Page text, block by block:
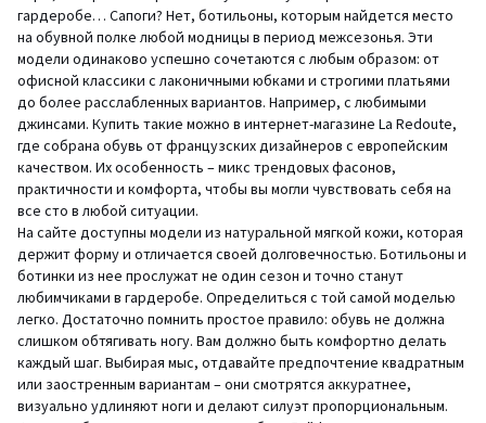
гардеробе… Сапоги? Нет, ботильоны, которым найдется место
на обувной полке любой модницы в период межсезонья. Эти
модели одинаково успешно сочетаются с любым образом: от
офисной классики с лаконичными юбками и строгими платьями
до более расслабленных вариантов. Например, с любимыми
джинсами. Купить такие можно в интернет-магазине La Redoute,
где собрана обувь от французских дизайнеров с европейским
качеством. Их особенность – микс трендовых фасонов,
практичности и комфорта, чтобы вы могли чувствовать себя на
все сто в любой ситуации.
На сайте доступны модели из натуральной мягкой кожи, которая
держит форму и отличается своей долговечностью. Ботильоны и
ботинки из нее прослужат не один сезон и точно станут
любимчиками в гардеробе. Определиться с той самой моделью
легко. Достаточно помнить простое правило: обувь не должна
слишком обтягивать ногу. Вам должно быть комфортно делать
каждый шаг. Выбирая мыс, отдавайте предпочтение квадратным
или заостренным вариантам – они смотрятся аккуратнее,
визуально удлиняют ноги и делают силуэт пропорциональным.